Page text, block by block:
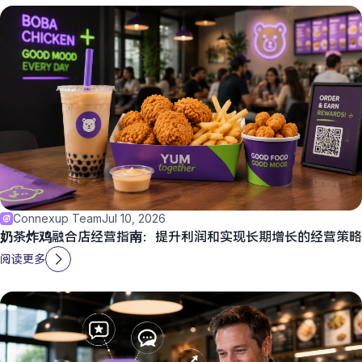
Connexup TeamJul 10, 2026
奶茶炸鸡融合店经营指南：提升利润和实现长期增长的经营策略
阅读更多